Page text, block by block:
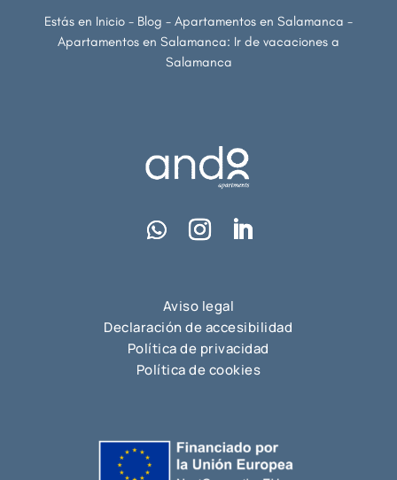
Estás en Inicio - Blog - Apartamentos en Salamanca -
Apartamentos en Salamanca: Ir de vacaciones a
Salamanca
Aviso legal
Declaración de accesibilidad
Política de privacidad
Política de cookies